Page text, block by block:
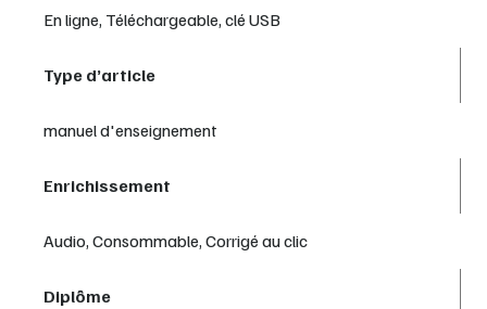
En ligne, Téléchargeable, clé USB
Type d’article
manuel d'enseignement
Enrichissement
Audio, Consommable, Corrigé au clic
Diplôme